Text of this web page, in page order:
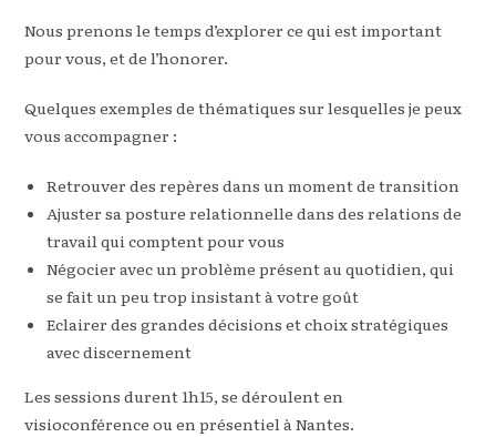
Nous prenons le temps d’explorer ce qui est important
pour vous, et de l’honorer.
Quelques exemples de thématiques sur lesquelles je peux
vous accompagner :
Retrouver des repères dans un moment de transition
Ajuster sa posture relationnelle dans des relations de
travail qui comptent pour vous
Négocier avec un problème présent au quotidien, qui
se fait un peu trop insistant à votre goût
Eclairer des grandes décisions et choix stratégiques
avec discernement
Les sessions durent 1h15, se déroulent en
visioconférence ou en présentiel à Nantes.